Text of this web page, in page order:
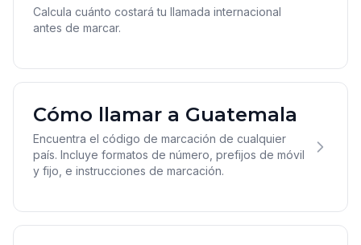
Calcula cuánto costará tu llamada internacional
antes de marcar.
Cómo llamar a Guatemala
Encuentra el código de marcación de cualquier
país. Incluye formatos de número, prefijos de móvil
y fijo, e instrucciones de marcación.